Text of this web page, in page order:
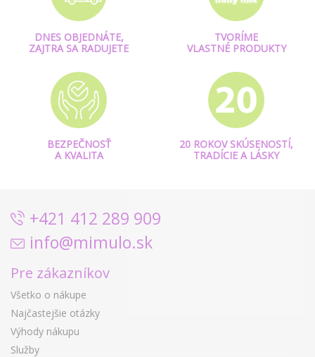
DNES OBJEDNÁTE,
ZAJTRA SA RADUJETE
TVORÍME
VLASTNÉ PRODUKTY
BEZPEČNOSŤ
A KVALITA
20 ROKOV SKÚSENOSTÍ,
TRADÍCIE A LÁSKY
+421 412 289 909
info@mimulo.sk
Pre zákazníkov
Všetko o nákupe
Najčastejšie otázky
Výhody nákupu
Služby